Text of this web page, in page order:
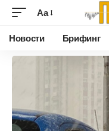
Аа
Новости Брифинг